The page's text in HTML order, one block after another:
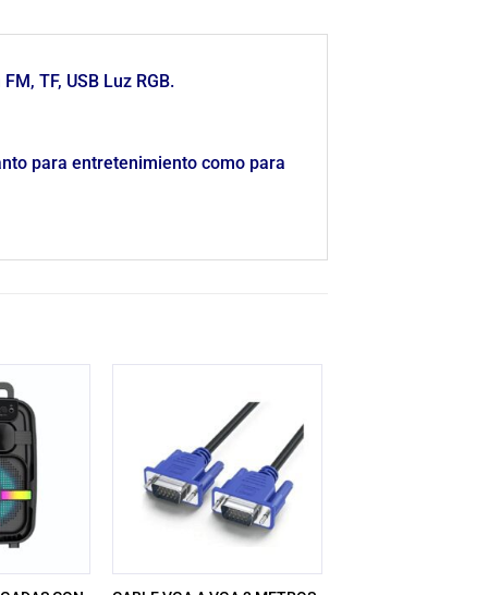
TF, USB Luz RGB.
para entretenimiento como para